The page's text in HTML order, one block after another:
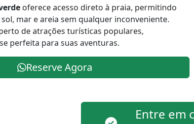
oferece acesso direto à praia, permitindo
mar e areia sem qualquer inconveniente.
de atrações turísticas populares,
perfeita para suas aventuras.
Reserve Agora
Entre em